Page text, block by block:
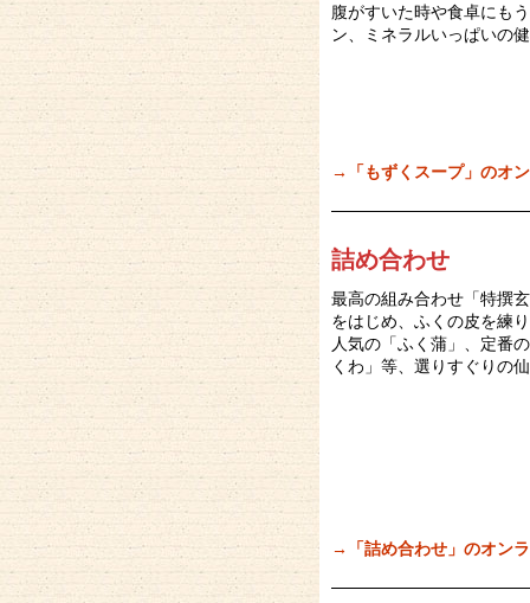
腹がすいた時や食卓にも
ン、ミネラルいっぱいの
→「もずくスープ」のオ
詰め合わせ
最高の組み合わせ「特撰
をはじめ、ふくの皮を練
人気の「ふく蒲」、定番
くわ」等、選りすぐりの
→「詰め合わせ」のオン